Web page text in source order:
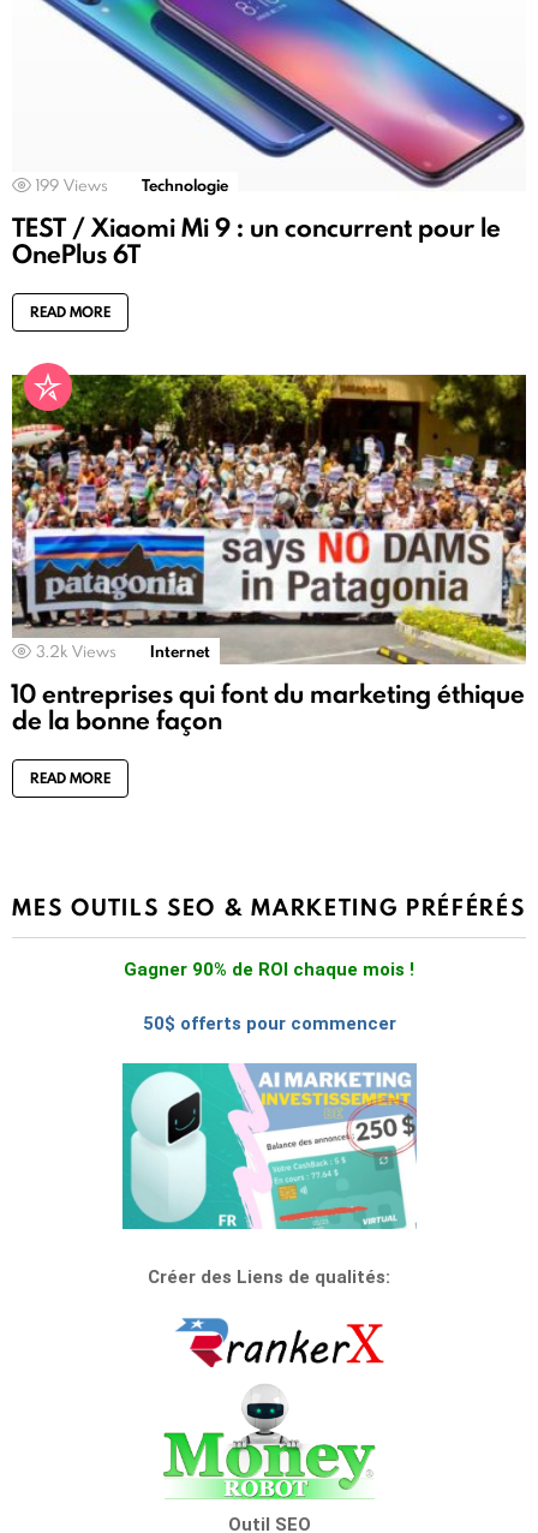
199 Views Technologie
TEST / Xiaomi Mi 9 : un concurrent pour le
OnePlus 6T
READ MORE
3.2k Views Internet
10 entreprises qui font du marketing éthique
de la bonne façon
READ MORE
MES OUTILS SEO & MARKETING PRÉFÉRÉS
Gagner 90% de ROI chaque mois !
50$ offerts pour commencer
Créer des Liens de qualités:
Outil SEO